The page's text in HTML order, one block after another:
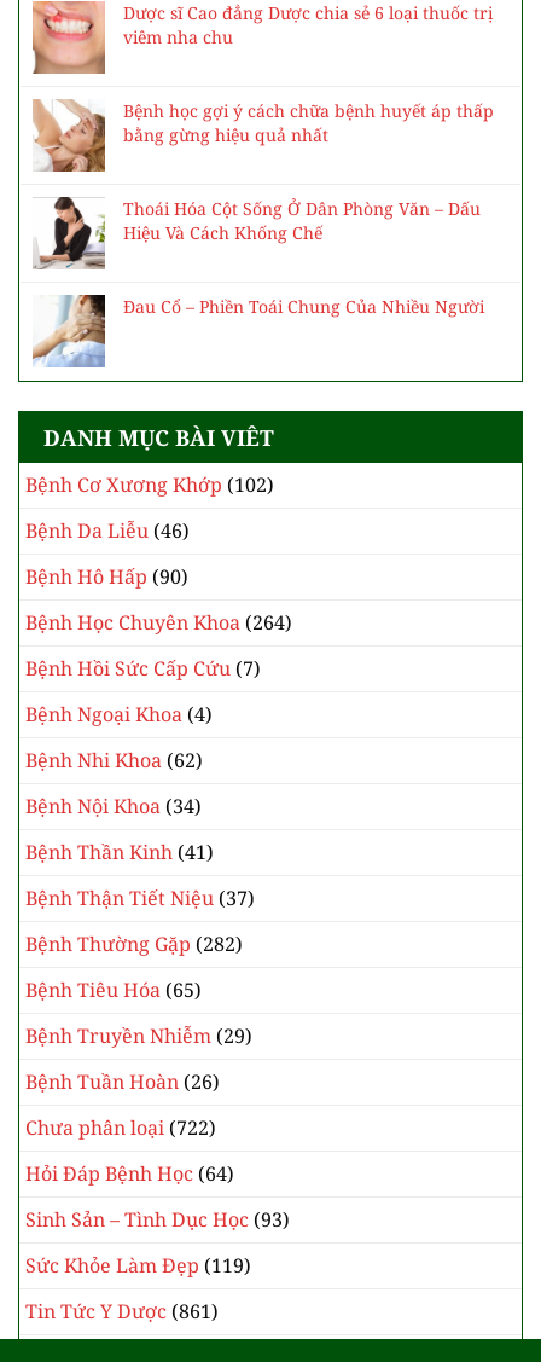
Dược sĩ Cao đẳng Dược chia sẻ 6 loại thuốc trị
viêm nha chu
Bệnh học gợi ý cách chữa bệnh huyết áp thấp
bằng gừng hiệu quả nhất
Thoái Hóa Cột Sống Ở Dân Phòng Văn – Dấu
Hiệu Và Cách Khống Chế
Đau Cổ – Phiền Toái Chung Của Nhiều Người
DANH MỤC BÀI VIÊT
Bệnh Cơ Xương Khớp (102)
Bệnh Da Liễu (46)
Bệnh Hô Hấp (90)
Bệnh Học Chuyên Khoa (264)
Bệnh Hồi Sức Cấp Cứu (7)
Bệnh Ngoại Khoa (4)
Bệnh Nhi Khoa (62)
Bệnh Nội Khoa (34)
Bệnh Thần Kinh (41)
Bệnh Thận Tiết Niệu (37)
Bệnh Thường Gặp (282)
Bệnh Tiêu Hóa (65)
Bệnh Truyền Nhiễm (29)
Bệnh Tuần Hoàn (26)
Chưa phân loại (722)
Hỏi Đáp Bệnh Học (64)
Sinh Sản – Tình Dục Học (93)
Sức Khỏe Làm Đẹp (119)
Tin Tức Y Dược (861)